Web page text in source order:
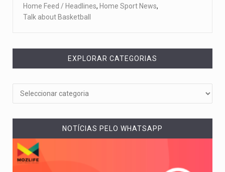
Home Feed / Headlines, Home Sport News,
Talk about Basketball
EXPLORAR CATEGORIAS
NOTÍCIAS PELO WHATSAPP